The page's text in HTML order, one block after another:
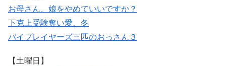
お母さん、娘をやめていいですか？
下克上受験奪い愛、冬
バイプレイヤーズ三匹のおっさん３
【土曜日】